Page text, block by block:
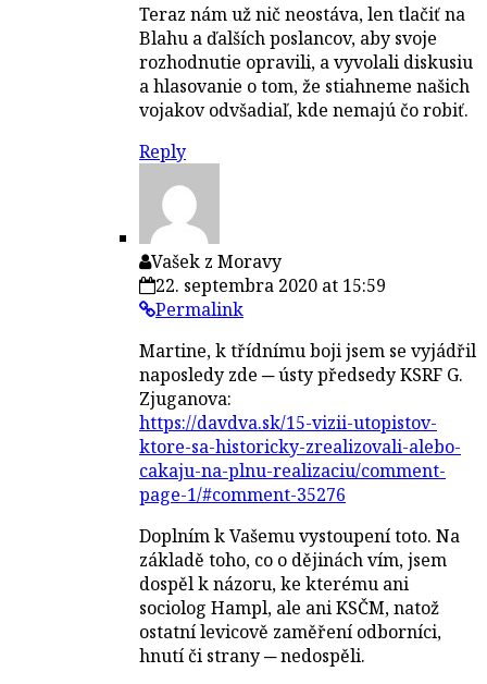
Teraz nám už nič neostáva, len tlačiť na
Blahu a ďalších poslancov, aby svoje
rozhodnutie opravili, a vyvolali diskusiu
a hlasovanie o tom, že stiahneme našich
vojakov odvšadiaľ, kde nemajú čo robiť.
Reply
Vašek z Moravy
22. septembra 2020 at 15:59
Permalink
Martine, k třídnímu boji jsem se vyjádřil
naposledy zde ─ ústy předsedy KSRF G.
Zjuganova:
https://davdva.sk/15-vizii-utopistov-
ktore-sa-historicky-zrealizovali-alebo-
cakaju-na-plnu-realizaciu/comment-
page-1/#comment-35276
Doplním k Vašemu vystoupení toto. Na
základě toho, co o dějinách vím, jsem
dospěl k názoru, ke kterému ani
sociolog Hampl, ale ani KSČM, natož
ostatní levicově zaměření odborníci,
hnutí či strany ─ nedospěli.